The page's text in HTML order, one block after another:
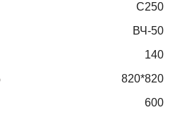
C250
ВЧ-50
140
820*820
600